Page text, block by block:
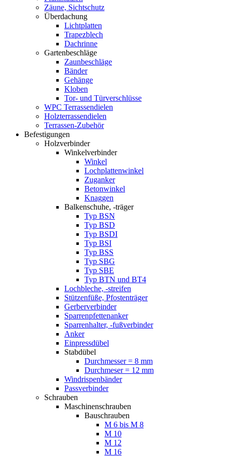
Zäune, Sichtschutz
Überdachung
Lichtplatten
Trapezblech
Dachrinne
Gartenbeschläge
Zaunbeschläge
Bänder
Gehänge
Kloben
Tor- und Türverschlüsse
WPC Terrassendielen
Holzterrassendielen
Terrassen-Zubehör
Befestigungen
Holzverbinder
Winkelverbinder
Winkel
Lochplattenwinkel
Zuganker
Betonwinkel
Knaggen
Balkenschuhe, -träger
Typ BSN
Typ BSD
Typ BSDI
Typ BSI
Typ BSS
Typ SBG
Typ SBE
Typ BTN und BT4
Lochbleche, -streifen
Stützenfüße, Pfostenträger
Gerberverbinder
Sparrenpfettenanker
Sparrenhalter, -fußverbinder
Anker
Einpressdübel
Stabdübel
Durchmesser = 8 mm
Durchmeser = 12 mm
Windrispenbänder
Passverbinder
Schrauben
Maschinenschrauben
Bauschrauben
M 6 bis M 8
M 10
M 12
M 16